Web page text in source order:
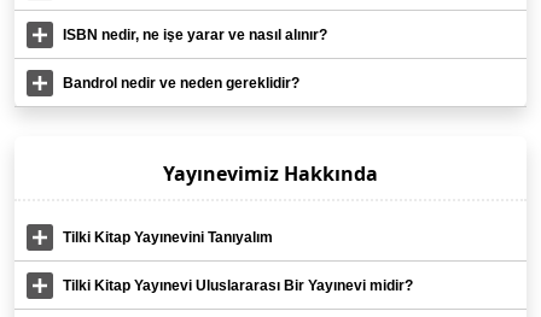
ISBN nedir, ne işe yarar ve nasıl alınır?
Bandrol nedir ve neden gereklidir?
Yayınevimiz Hakkında
Tilki Kitap Yayınevini Tanıyalım
Tilki Kitap Yayınevi Uluslararası Bir Yayınevi midir?